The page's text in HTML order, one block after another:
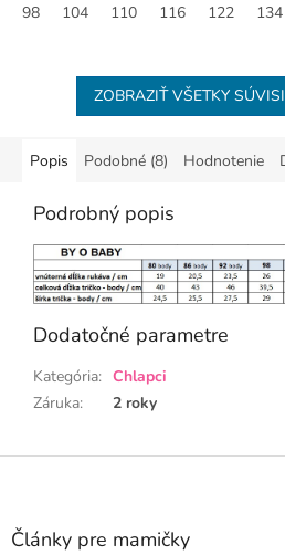
98
104 110 116 122 134
ZOBRAZIŤ VŠETKY
Popis Podobné (8) Hodnotenie
Podrobný popis
Dodatočné parametre
Kategória: Chlapci
Záruka: 2 roky
Z
Články pre mamičky